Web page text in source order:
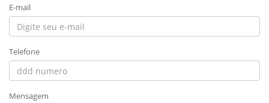
E-mail
Telefone
Mensagem